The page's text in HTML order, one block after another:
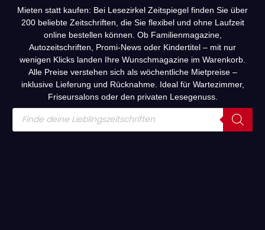
Mieten statt kaufen: Bei Lesezirkel Zeitspiegel finden Sie über
200 beliebte Zeitschriften, die Sie flexibel und ohne Laufzeit
online bestellen können. Ob Familienmagazine,
Autozeitschriften, Promi-News oder Kindertitel – mit nur
wenigen Klicks landen Ihre Wunschmagazine im Warenkorb.
Alle Preise verstehen sich als wöchentliche Mietpreise –
inklusive Lieferung und Rücknahme. Ideal für Wartezimmer,
Friseursalons oder den privaten Lesegenuss.
Products
search